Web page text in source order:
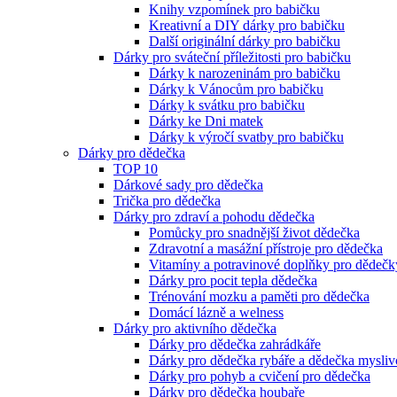
Knihy vzpomínek pro babičku
Kreativní a DIY dárky pro babičku
Další originální dárky pro babičku
Dárky pro sváteční příležitosti pro babičku
Dárky k narozeninám pro babičku
Dárky k Vánocům pro babičku
Dárky k svátku pro babičku
Dárky ke Dni matek
Dárky k výročí svatby pro babičku
Dárky pro dědečka
TOP 10
Dárkové sady pro dědečka
Trička pro dědečka
Dárky pro zdraví a pohodu dědečka
Pomůcky pro snadnější život dědečka
Zdravotní a masážní přístroje pro dědečka
Vitamíny a potravinové doplňky pro
Dárky pro pocit tepla dědečka
Trénování mozku a paměti pro dědečka
Domácí lázně a welness
Dárky pro aktivního dědečka
Dárky pro dědečka zahrádkáře
Dárky pro dědečka rybáře a dědečka
Dárky pro pohyb a cvičení pro dědečka
Dárky pro dědečka houbaře